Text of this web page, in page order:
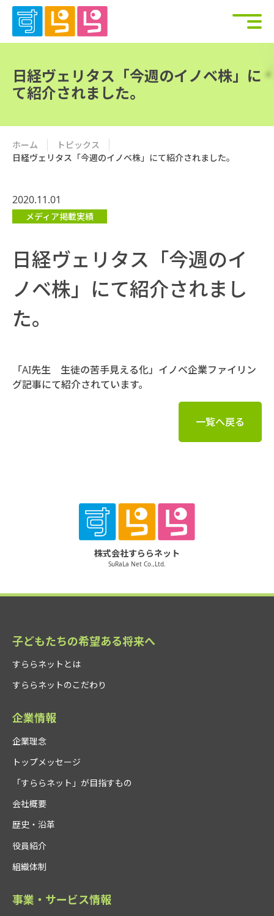
日経ヴェリタス「今週のイノベ株」に
て紹介されました。
ホーム
トピックス
日経ヴェリタス「今週のイノベ株」にて紹介されました。
2020.11.01
メディア掲載実績
日経ヴェリタス「今週のイ
ノベ株」にて紹介されまし
た。
「AI先生 生徒の苦手見える化」イノベ企業ファイリン
グ記事にて紹介されています。
一覧へ戻る
株式会社すららネット
SuRaLa Net Co.,Ltd.
子どもたちの希望ある将来へ
すららネットとは
すららネットのこだわり
企業情報
企業理念
トップメッセージ
「すららネット」が目指すもの
会社概要
歴史・沿革
役員紹介
組織体制
事業・サービス情報